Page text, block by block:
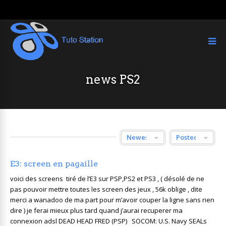
news PS2
E3: screen en pagaille
voici des screens tiré de l’E3 sur PSP,PS2 et PS3 , ( désolé de ne
pas pouvoir mettre toutes les screen des jeux , 56k oblige , dite
merci a wanadoo de ma part pour m’avoir couper la ligne sans rien
dire ) je ferai mieux plus tard quand j’aurai recuperer ma
connexion adsl DEAD HEAD FRED (PSP) SOCOM: U.S. Navy SEALs